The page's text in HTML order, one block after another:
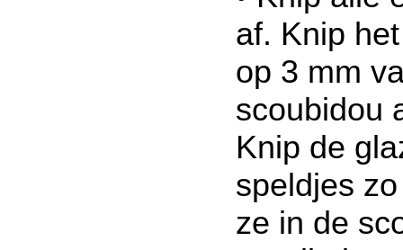
af. Knip
op 3 mm
scoubidou
Knip de
speldjes
ze in de